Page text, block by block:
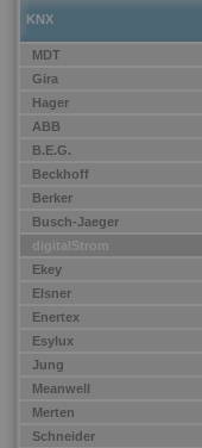
KNX
MDT
Gira
Hager
ABB
B.E.G.
Beckhoff
Berker
Busch-Jaeger
digitalStrom
Ekey
Elsner
Enertex
Esylux
Jung
Meanwell
Merten
Schneider